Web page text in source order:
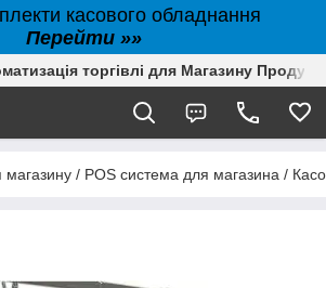
касового обладнання
Перейти »»
торгівлі для Магазину
/ POS система для магазина /